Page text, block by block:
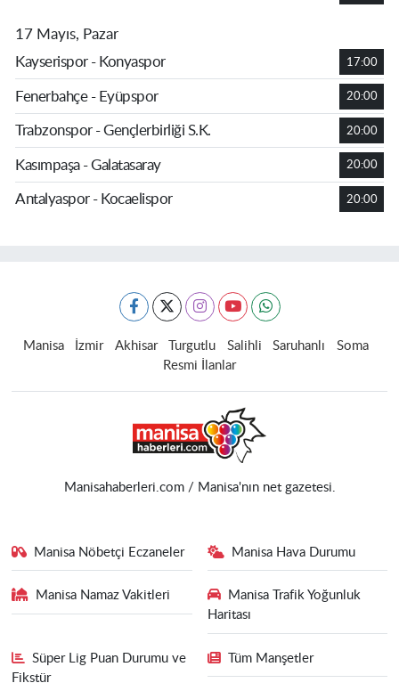
17 Mayıs, Pazar
Kayserispor - Konyaspor
17:00
Fenerbahçe - Eyüpspor 20:00
Trabzonspor - Gençlerbirliği S.K. 20:00
Kasımpaşa - Galatasaray 20:00
Antalyaspor - Kocaelispor 20:00
Manisa İzmir Akhisar Turgutlu Salihli Saruhanlı
Soma
Resmi İlanlar
Manisahaberleri.com / Manisa'nın net gazetesi.
Manisa Nöbetçi Eczaneler Manisa Hava Durumu
Manisa Namaz Vakitleri
Manisa Trafik Yoğunluk
Haritası
Süper Lig Puan Durumu ve
Fikstür
Tüm Manşetler